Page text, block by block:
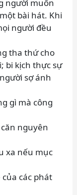
người muốn
bài hát. Khi
người đều
tha thứ cho
bi kịch thực sự
sợ ánh
gì mà công
nguyên
xa nếu mục
các phát